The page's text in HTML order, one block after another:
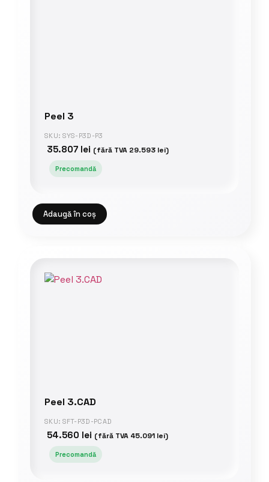
Peel 3
SKU: SYS-P3D-P3
35.807 lei (fără TVA 29.593 lei)
Precomandă
Adaugă în coș
Peel 3.CAD
SKU: SFT-P3D-PCAD
54.560 lei (fără TVA 45.091 lei)
Precomandă